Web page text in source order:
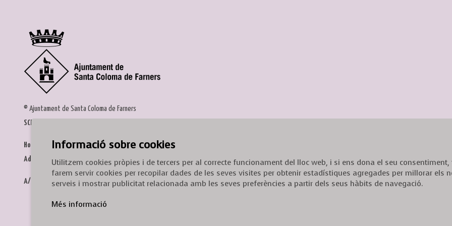
© Ajuntament de Santa Coloma de Farners
SCF Cultura
Horari de la Casa de la Paraula: de dilluns a dissabte, de 9 a 13 h.
Adreça
: c. del Prat, 16, 17430 Santa Coloma de Farners
A/e: cultura@scf.cat
Informació sobre cookies
Utilitzem cookies pròpies i de tercers per al correcte funcionament del lloc web, i si ens dona el seu
farem servir cookies per recopilar dades de les seves visites per obtenir estadístiques agregades per millorar els
serveis i mostrar publicitat relacionada amb les seves preferències a partir dels seus hàbits de navegació.
Més informació